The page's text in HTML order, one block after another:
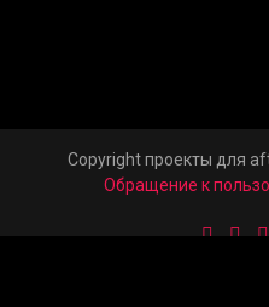
Copyright проекты для
Обращение к